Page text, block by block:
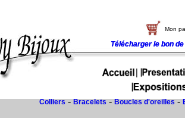
Mon
Colliers-Bracelets-Boucles d'oreilles-
Télécharger le bon
Télécharger le bon